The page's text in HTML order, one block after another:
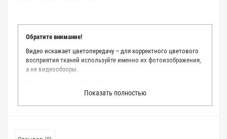
Обратите внимание!
Видео искажает цветопередачу – для корректного цветового
восприятия тканей используйте именно их фотоизображения,
а не видеообзоры.
Мы делаем все возможное, чтобы точно описать цвет каждой
ткани из нашего каталога. Мы осматриваем и фотографируем
Показать полностью